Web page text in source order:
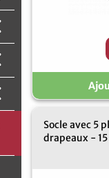
Socle avec 5
drapeaux -